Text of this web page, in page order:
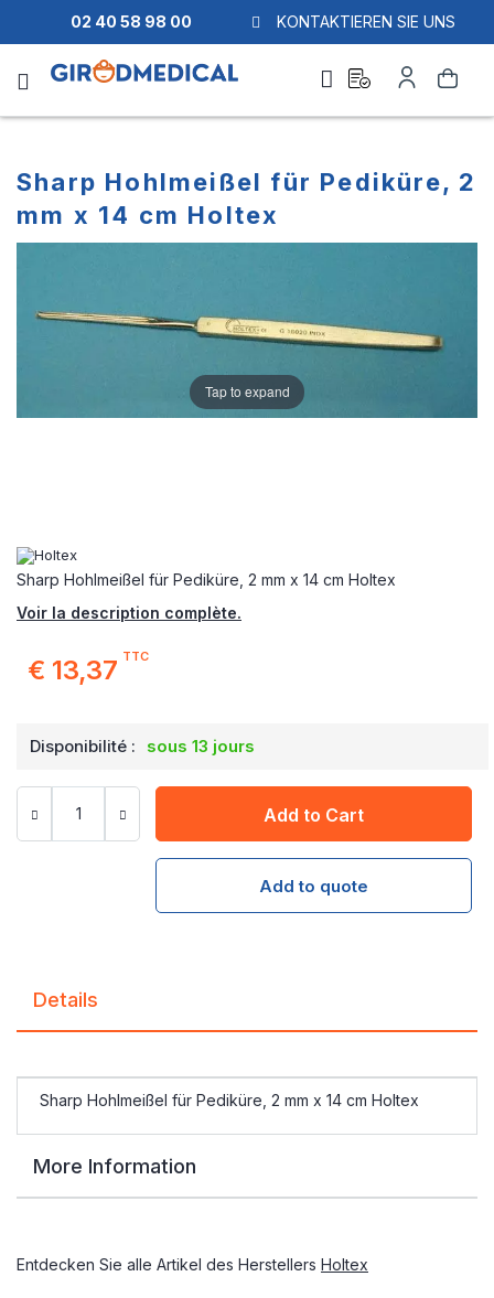
02 40 58 98 00 KONTAKTIEREN SIE UNS
Search
quote
Account
Sharp Hohlmeißel für Pediküre, 2
mm x 14 cm Holtex
Sharp Hohlmeißel für Pediküre, 2 mm x 14 cm Holtex
Voir la description complète.
€ 13,37 TTC
Disponibilité : sous 13 jours
Add to Cart
Add to quote
end
beginning
Tap to expand
Details
Sharp Hohlmeißel für Pediküre, 2 mm x 14 cm Holtex
More Information
Entdecken Sie alle Artikel des Herstellers Holtex